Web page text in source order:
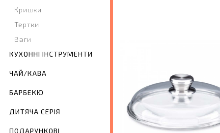
Кришки
Тертки
Ваги
КУХОННІ ІНСТРУМЕНТИ
ЧАЙ/КАВА
БАРБЕКЮ
ДИТЯЧА СЕРІЯ
ПОДАРУНКОВІ